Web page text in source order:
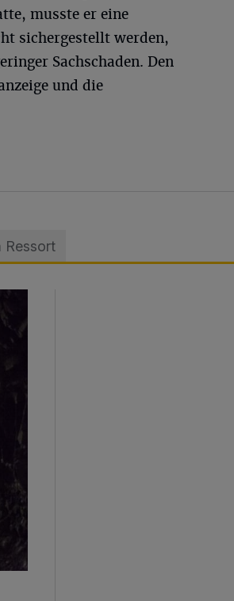
musste er eine
sichergestellt werden,
Sachschaden. Den
und die
Ressort